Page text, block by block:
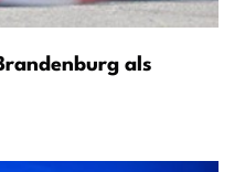
als